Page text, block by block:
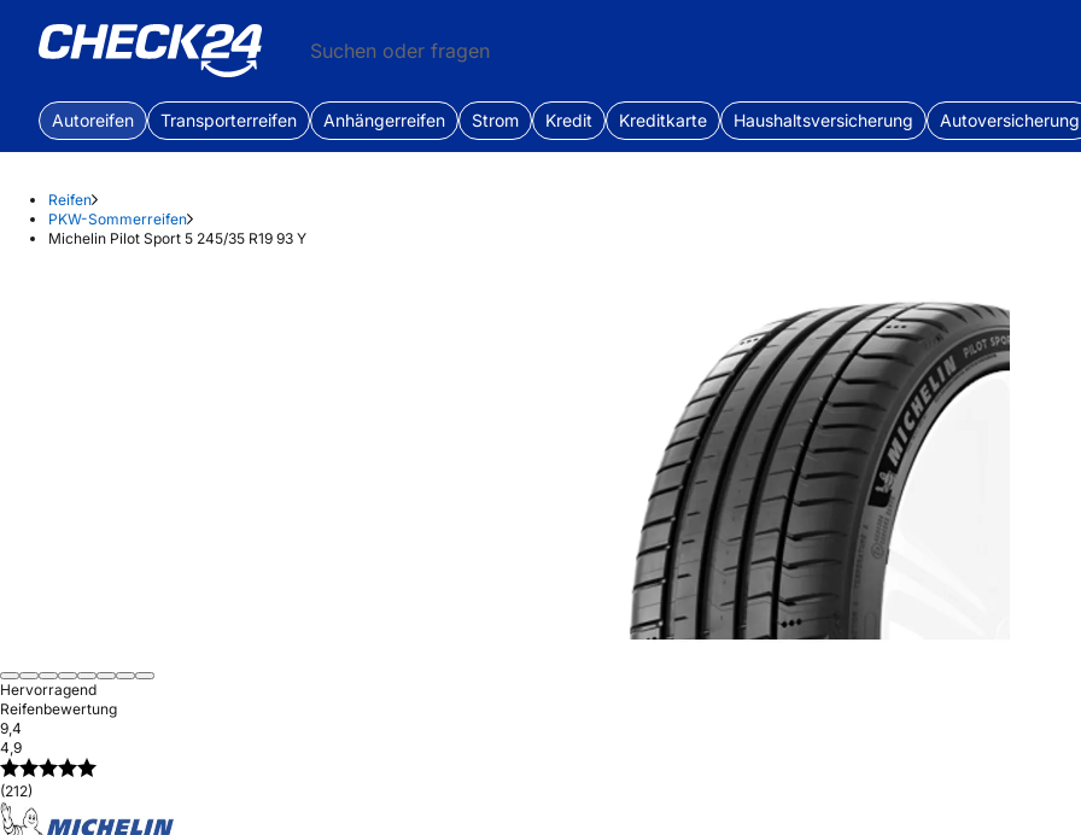
Suchen oder fragen
Autoreifen Transporterreifen Anhängerreifen Strom Kredit Kreditkarte Haushaltsversicherung Autoversicherung
Reifen
PKW-Sommerreifen
Michelin Pilot Sport 5 245/35 R19 93 Y
Hervorragend
Reifenbewertung
9,4
4,9
(212)